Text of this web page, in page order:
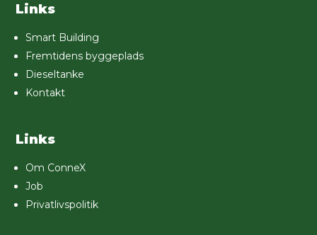
Links
Smart Building
Fremtidens byggeplads
Dieseltanke
Kontakt
Links
Om ConneX
Job
Privatlivspolitik